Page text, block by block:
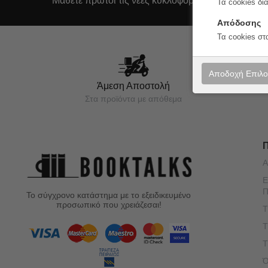
Άμεση Αποστολή
Στα προϊόντα με απόθεμα
Το σύγχρονο κατάστημα με το εξειδικευμένο
προσωπικό που χρειάζεσαι!
Τα cookies
Απόδοσης
Τα cookies
Αποδοχή